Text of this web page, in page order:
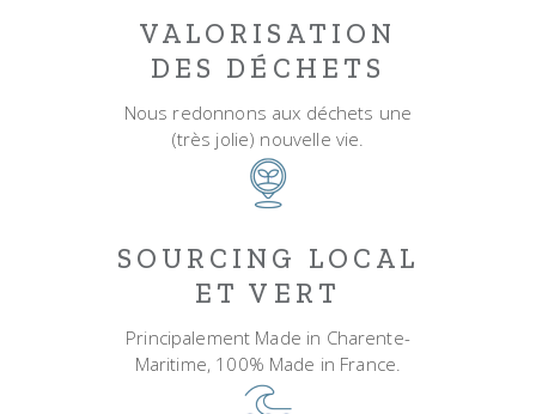
VALORISATION
DES DÉCHETS
Nous redonnons aux déchets une
(très jolie) nouvelle vie.
SOURCING LOCAL
ET VERT
Principalement Made in Charente-
Maritime, 100% Made in France.